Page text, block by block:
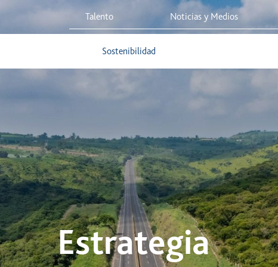
Talento Noticias y Medios
Sostenibilidad
Estrategia